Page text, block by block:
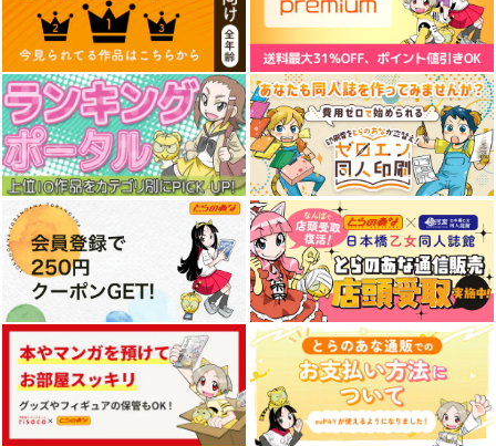
妙齢型重巡伝 残念だ
よ!!足柄さん(48)
HYPER BRAND
880円（税込）
艦隊これくしょん-艦これ-
足柄
サンプル
カート
ボクカワウソ戦隊ビッ
クセブン
Mystic Lab
660円（税込）
艦隊これくしょん-艦これ-
ボクカワウソ
長門
コロラド
サンプル
カート
I/RO
めるくまある/ALL.
専売 1,100円（税込）
艦隊これくしょん-艦これ-
呂500
島風
サンプル
カート